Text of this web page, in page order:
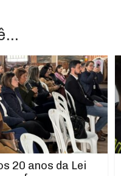
20 anos da Lei